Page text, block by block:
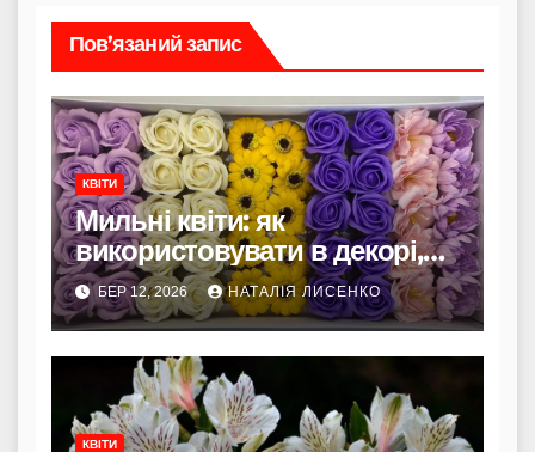
Пов’язаний запис
КВІТИ
Мильні квіти: як
використовувати в декорі,
спа-ритуалах та handmade-
проєктах
БЕР 12, 2026 НАТАЛІЯ ЛИСЕНКО
КВІТИ